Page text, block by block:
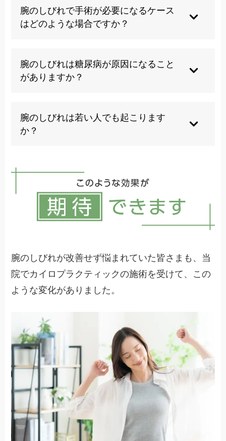
アが多く、両側の場合は頚椎症性脊髄症や糖尿病
性神経障害の可能性があります。症状の範囲によ
り原因疾患が推測できます。
腕のしびれで手術が必要になるケース
はどのような場合ですか？
常生活に著しい支障をきたす症状、筋力低下や麻
痺が進行している場合に手術が検討されます。
腕のしびれは糖尿病が原因になること
がありますか？
があります。通常は両足先から始まり、両手や両
腕へ広がる特徴があります。血糖値のコントロー
ルが重要になります。
腕のしびれは若い人でも起こります
か？
れます。また、長時間のパソコン作業やスマート
フォン使用により、若い世代でもストレートネッ
クが原因の腕のしびれが増加しています。
腕のしびれが改善せず悩まれていた皆さまも、当
院でカイロプラクティックの施術を受けて、この
ような変化がありました。